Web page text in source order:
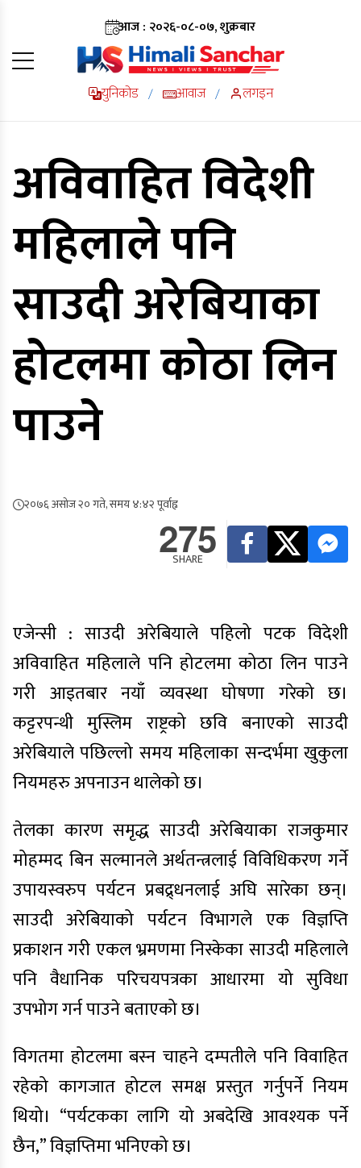
आज : २०२६-०८-०७, शुक्रबार
युनिकोड / आवाज / लगइन
अविवाहित विदेशी
महिलाले पनि
साउदी अरेबियाका
होटलमा कोठा लिन
पाउने
२०७६ असोज २० गते, समय ४:४२ पूर्वाह्न
275
SHARE
एजेन्सी : साउदी अरेबियाले पहिलो पटक विदेशी
अविवाहित महिलाले पनि होटलमा कोठा लिन पाउने
गरी आइतबार नयाँ व्यवस्था घोषणा गरेको छ।
कट्टरपन्थी मुस्लिम राष्ट्रको छवि बनाएको साउदी
अरेबियाले पछिल्लो समय महिलाका सन्दर्भमा खुकुला
नियमहरु अपनाउन थालेको छ।
तेलका कारण समृद्ध साउदी अरेबियाका राजकुमार
मोहम्मद बिन सल्मानले अर्थतन्त्रलाई विविधिकरण गर्ने
उपायस्वरुप पर्यटन प्रबद्र्धनलाई अघि सारेका छन्।
साउदी अरेबियाको पर्यटन विभागले एक विज्ञप्ति
प्रकाशन गरी एकल भ्रमणमा निस्केका साउदी महिलाले
पनि वैधानिक परिचयपत्रका आधारमा यो सुविधा
उपभोग गर्न पाउने बताएको छ।
विगतमा होटलमा बस्न चाहने दम्पतीले पनि विवाहित
रहेको कागजात होटल समक्ष प्रस्तुत गर्नुपर्ने नियम
थियो। “पर्यटकका लागि यो अबदेखि आवश्यक पर्ने
छैन,” विज्ञप्तिमा भनिएको छ।